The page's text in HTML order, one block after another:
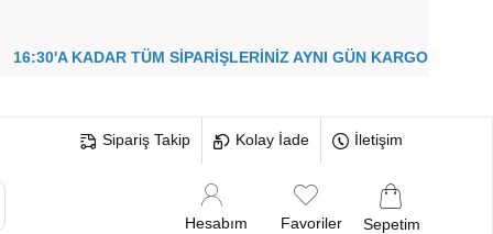
16:30'A KADAR TÜM SİPARİŞLERİNİZ AYNI GÜN KARGO
Sipariş Takip Kolay İade İletişim
Hesabım Favoriler Sepetim